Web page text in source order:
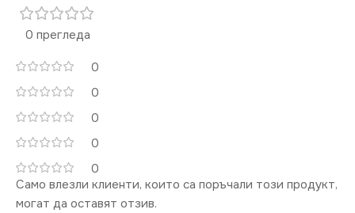
0 прегледа
0
0
0
0
0
Само влезли клиенти, които са поръчали този продукт,
могат да оставят отзив.